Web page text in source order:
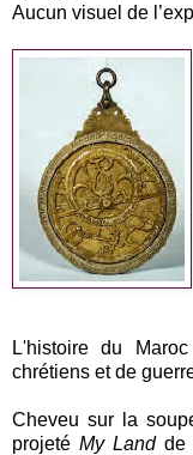
Aucun visuel de
L'histoire du
chrétiens et de
Cheveu sur la
projeté My Landde